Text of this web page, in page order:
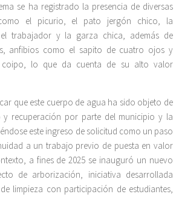
se ha registrado la presencia de diversas
el picurio, el pato jergón chico, la
trabajador y la garza chica, además de
anfibios como el sapito de cuatro ojos y
coipo, lo que da cuenta de su alto valor
que este cuerpo de agua ha sido objeto de
y recuperación por parte del municipio y la
este ingreso de solicitud como un paso
a un trabajo previo de puesta en valor
a fines de 2025 se inauguró un nuevo
de arborización, iniciativa desarrollada
limpieza con participación de estudiantes,